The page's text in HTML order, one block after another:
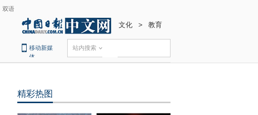
双语
文化 > 教育
移动新媒
体
站内搜索
精彩热图